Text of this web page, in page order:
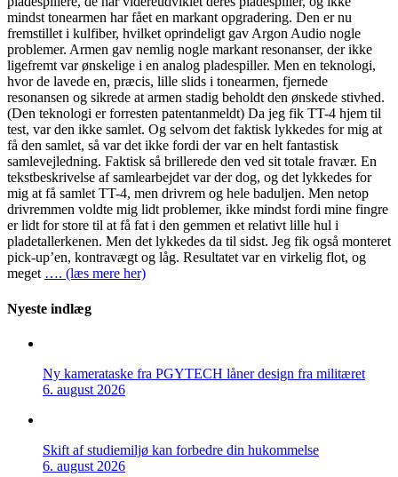
mindst tonearmen har fået en markant opgradering. Den er nu
fremstillet i kulfiber, hvilket oprindeligt gav Argon Audio nogle
problemer. Armen gav nemlig nogle markant resonanser, der ikke
ligefremt var ønskelige i en analog pladespiller. Men en teknologi,
hvor de lavede en, præcis, lille slids i tonearmen, fjernede
resonansen og sikrede at armen stadig beholdt den ønskede stivhed.
(Den teknologi er forresten patentanmeldt) Da jeg fik TT-4 hjem til
test, var den ikke samlet. Og selvom det faktisk lykkedes for mig at
få den samlet, så var det ikke fordi der var en helt fantastisk
samlevejledning. Faktisk så brillerede den ved sit totale fravær. En
tekstbeskrivelse af samlearbejdet var der dog, og det lykkedes for
mig at få samlet TT-4, men drivrem og hele baduljen. Men netop
drivremmen voldte mig lidt problemer, ikke mindst fordi mine fingre
er lidt for store til at få fat i den gemmen et relativt lille hul i
pladetallerkenen. Men det lykkedes da til sidst. Jeg fik også monteret
pick-up’en, kontravægt og låg. Resultatet var en virkelig flot, og
meget …. (læs mere her)
Nyeste indlæg
Ny kamerataske fra PGYTECH låner design fra militæret
6. august 2026
Skift af studiemiljø kan forbedre din hukommelse
6. august 2026